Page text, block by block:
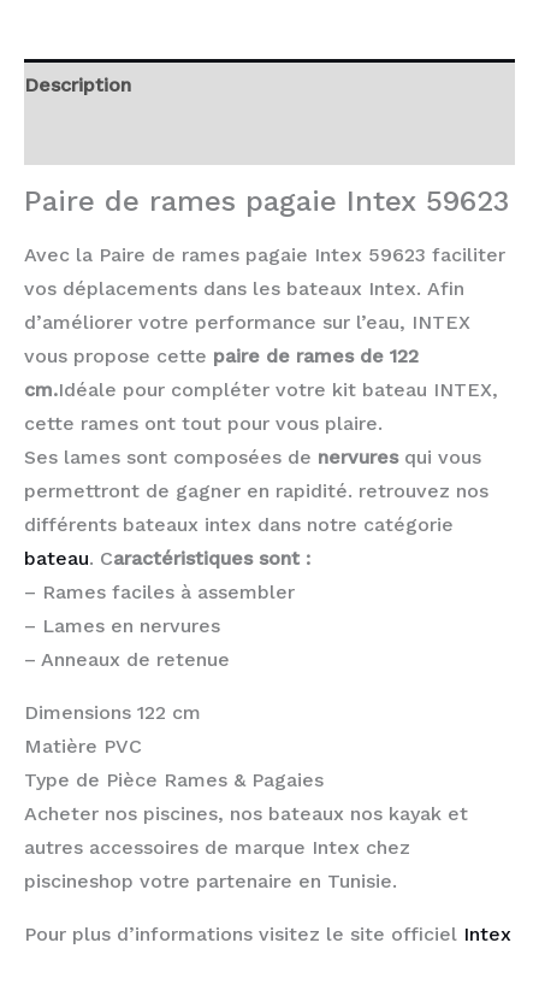
Description
Paire de rames pagaie Intex 59623
Avec la Paire de rames pagaie Intex 59623 faciliter
vos déplacements dans les bateaux Intex. Afin
d’améliorer votre performance sur l’eau, INTEX
vous propose cette paire de rames de 122
cm.Idéale pour compléter votre kit bateau INTEX,
cette rames ont tout pour vous plaire.
Ses lames sont composées de nervuresqui vous
permettront de gagner en rapidité. retrouvez nos
différents bateaux intex dans notre catégorie
bateau. Caractéristiques sont :
– Rames faciles à assembler
– Lames en nervures
– Anneaux de retenue
Dimensions 122 cm
Matière PVC
Type de Pièce Rames & Pagaies
Acheter nos piscines, nos bateaux nos kayak et
autres accessoires de marque Intex chez
piscineshop votre partenaire en Tunisie.
Pour plus d’informations visitez le site officiel Intex